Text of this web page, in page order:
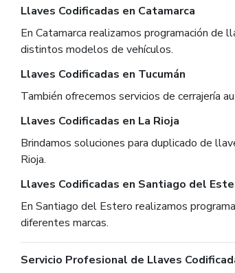
Llaves Codificadas en Catamarca
En Catamarca realizamos programación de
distintos modelos de vehículos.
Llaves Codificadas en Tucumán
También ofrecemos servicios de cerrajería
Llaves Codificadas en La Rioja
Brindamos soluciones para duplicado de
Rioja.
Llaves Codificadas en Santiago del
En Santiago del Estero realizamos
diferentes marcas.
Servicio Profesional de Llaves